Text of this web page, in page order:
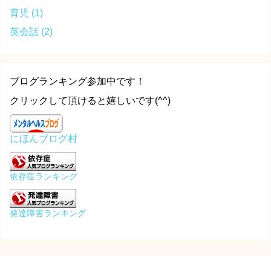
育児 (1)
英会話 (2)
ブログランキング参加中です！
クリックして頂けると嬉しいです(^^)
にほんブログ村
依存症ランキング
発達障害ランキング